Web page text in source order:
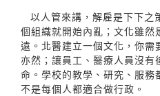
以人管來講，解雇是下下之
個組織就開始內亂；文化雖然
遠。北醫建立一個文化，你需
亦然；讓員工、醫療人員沒有
命。學校的教學、研究、服務
不是每個人都適合做行政。